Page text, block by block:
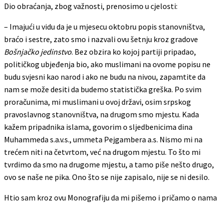
Dio obraćanja, zbog važnosti, prenosimo u cjelosti:
– Imajući u vidu da je u mjesecu oktobru popis stanovništva,
braćo i sestre, zato smo i nazvali ovu šetnju kroz gradove
Bošnjačko jedinstvo. Bez obzira ko kojoj partiji pripadao,
političkog ubjeđenja bio, ako muslimani na ovome popisu ne
budu svjesni kao narod i ako ne budu na nivou, zapamtite da
nam se može desiti da budemo statistička greška. Po svim
proračunima, mi muslimani u ovoj državi, osim srpskog
pravoslavnog stanovništva, na drugom smo mjestu. Kada
kažem pripadnika islama, govorim o sljedbenicima dina
Muhammeda s.a.v.s., ummeta Pejgambera a.s. Nismo mi na
trećem niti na četvrtom, već na drugom mjestu. To što mi
tvrdimo da smo na drugome mjestu, a tamo piše nešto drugo,
ovo se naše ne pika. Ono što se nije zapisalo, nije se ni desilo.
Htio sam kroz ovu Monografiju da mi pišemo i pričamo o nama